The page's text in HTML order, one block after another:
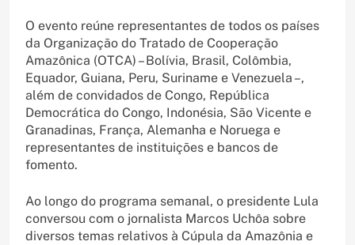
O evento reúne representantes de todos os países
da Organização do Tratado de Cooperação
Amazônica (OTCA) – Bolívia, Brasil, Colômbia,
Equador, Guiana, Peru, Suriname e Venezuela –,
além de convidados de Congo, República
Democrática do Congo, Indonésia, São Vicente e
Granadinas, França, Alemanha e Noruega e
representantes de instituições e bancos de
fomento.
Ao longo do programa semanal, o presidente Lula
conversou com o jornalista Marcos Uchôa sobre
diversos temas relativos à Cúpula da Amazônia e